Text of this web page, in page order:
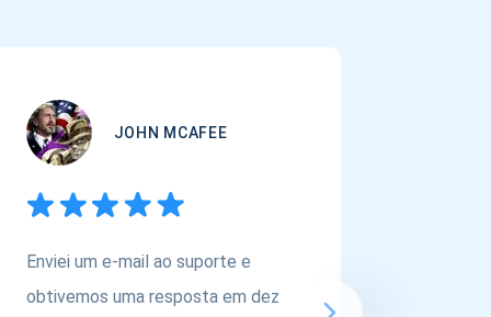
JOHN MCAFEE
Enviei um e-mail ao suporte e
obtivemos uma resposta em dez